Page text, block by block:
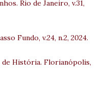
Rio de Janeiro, v.31,
Fundo, v.24, n.2, 2024.
História. Florianópolis,